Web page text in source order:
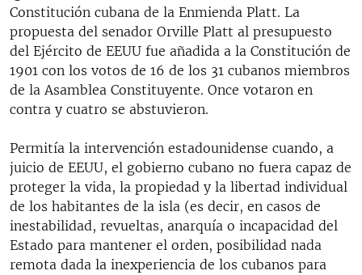
Constitución cubana de la Enmienda Platt. La
propuesta del senador Orville Platt al presupuesto
del Ejército de EEUU fue añadida a la Constitución de
1901 con los votos de 16 de los 31 cubanos miembros
de la Asamblea Constituyente. Once votaron en
contra y cuatro se abstuvieron.
Permitía la intervención estadounidense cuando, a
juicio de EEUU, el gobierno cubano no fuera capaz de
proteger la vida, la propiedad y la libertad individual
de los habitantes de la isla (es decir, en casos de
inestabilidad, revueltas, anarquía o incapacidad del
Estado para mantener el orden, posibilidad nada
remota dada la inexperiencia de los cubanos para